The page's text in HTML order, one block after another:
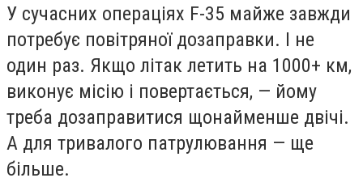
У сучасних операціях F-35 майже завжди
потребує повітряної дозаправки. І не
один раз. Якщо літак летить на 1000+ км,
виконує місію і повертається, — йому
треба дозаправитися щонайменше двічі.
А для тривалого патрулювання — ще
більше.